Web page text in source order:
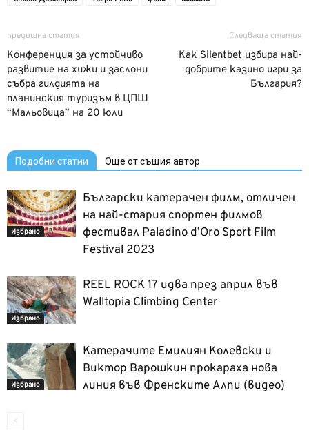
предишна статия
Конференция за устойчиво
развитие на хижи и заслони
събра гилдията на
планинския туризъм в ЦПШ
“Мальовица” на 20 юли
Следваща статия
Как Silentbet избира най-
добрите казино игри за
България?
Подобни статии Още от същия автор
Избрано
Български катерачен филм, отличен
на най-стария спортен филмов
фестивал Paladino d’Oro Sport Film
Festival 2023
Избрано
REEL ROCK 17 идва през април във
Walltopia Climbing Center
Избрано
Катерачите Емилиян Колевски и
Виктор Варошкин прокараха нова
линия във Френските Алпи (видео)